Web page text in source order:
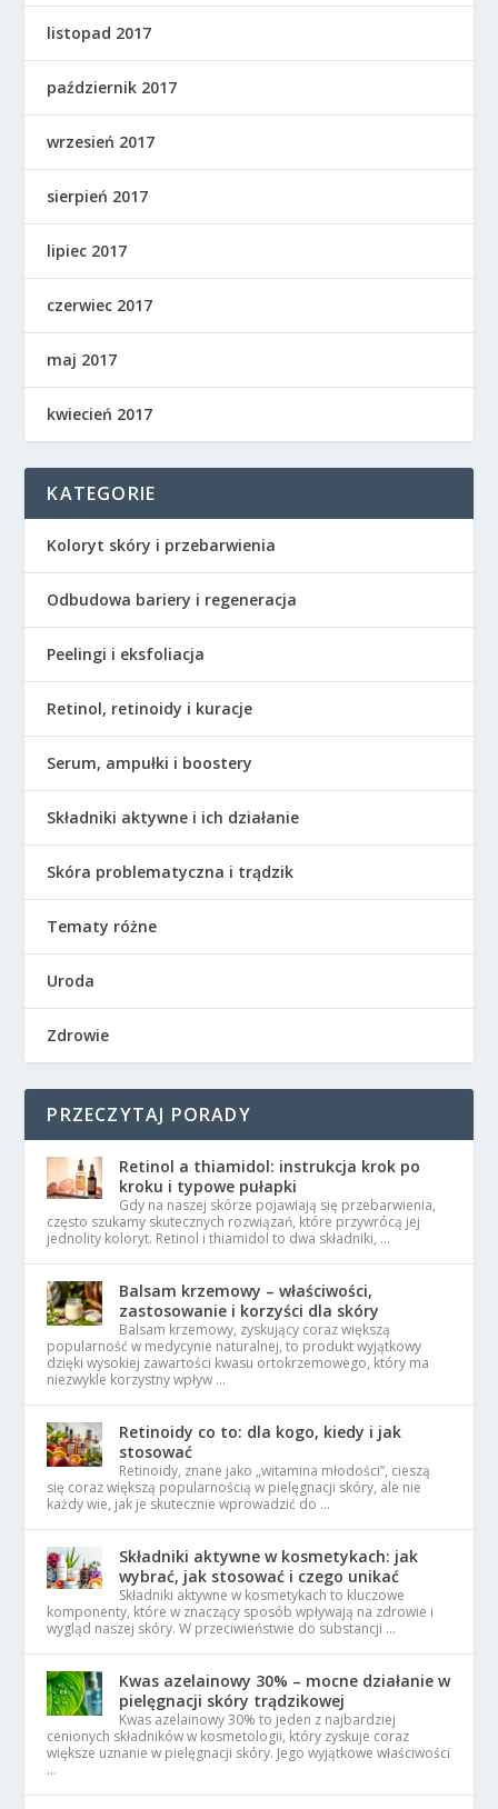
listopad 2017
październik 2017
wrzesień 2017
sierpień 2017
lipiec 2017
czerwiec 2017
maj 2017
kwiecień 2017
KATEGORIE
Koloryt skóry i przebarwienia
Odbudowa bariery i regeneracja
Peelingi i eksfoliacja
Retinol, retinoidy i kuracje
Serum, ampułki i boostery
Składniki aktywne i ich działanie
Skóra problematyczna i trądzik
Tematy różne
Uroda
Zdrowie
PRZECZYTAJ PORADY
Retinol a thiamidol: instrukcja krok po
kroku i typowe pułapki
Gdy na naszej skórze pojawiają się przebarwienia,
często szukamy skutecznych rozwiązań, które przywrócą jej
jednolity koloryt. Retinol i thiamidol to dwa składniki, …
Balsam krzemowy – właściwości,
zastosowanie i korzyści dla skóry
Balsam krzemowy, zyskujący coraz większą
popularność w medycynie naturalnej, to produkt wyjątkowy
dzięki wysokiej zawartości kwasu ortokrzemowego, który ma
niezwykle korzystny wpływ …
Retinoidy co to: dla kogo, kiedy i jak
stosować
Retinoidy, znane jako „witamina młodości”, cieszą
się coraz większą popularnością w pielęgnacji skóry, ale nie
każdy wie, jak je skutecznie wprowadzić do …
Składniki aktywne w kosmetykach: jak
wybrać, jak stosować i czego unikać
Składniki aktywne w kosmetykach to kluczowe
komponenty, które w znaczący sposób wpływają na zdrowie i
wygląd naszej skóry. W przeciwieństwie do substancji …
Kwas azelainowy 30% – mocne działanie w
pielęgnacji skóry trądzikowej
Kwas azelainowy 30% to jeden z najbardziej
cenionych składników w kosmetologii, który zyskuje coraz
większe uznanie w pielęgnacji skóry. Jego wyjątkowe właściwości
…